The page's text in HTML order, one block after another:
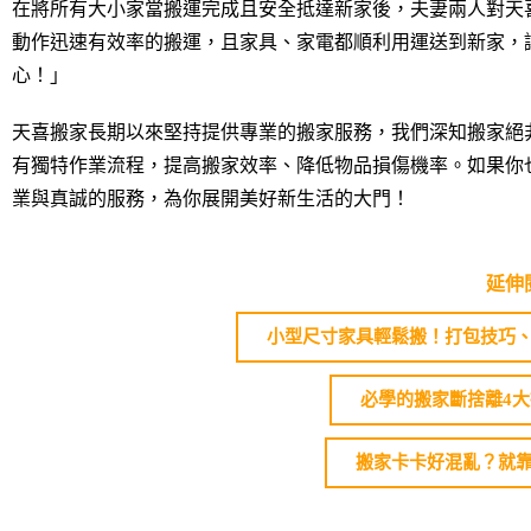
在將所有大小家當搬運完成且安全抵達新家後，夫妻兩人對
動作迅速有效率的搬運，且家具、家電都順利用運送到新家
心！」
天喜搬家長期以來堅持提供專業的搬家服務，我們深知搬家
有獨特作業流程，提高搬家效率、降低物品損傷機率。如果
業與真誠的服務，為你展開美好新生活的大門！
延伸
小型尺寸家具輕鬆搬！打包技巧
必學的搬家斷捨離4
搬家卡卡好混亂？就